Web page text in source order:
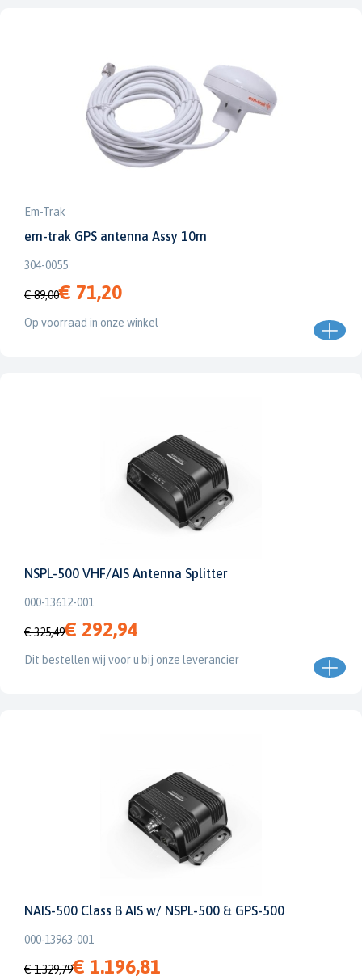
Em-Trak
em-trak GPS antenna Assy 10m
304-0055
€ 89,00€ 71,20
Op voorraad in onze winkel
NSPL-500 VHF/AIS Antenna Splitter
000-13612-001
€ 325,49€ 292,94
Dit bestellen wij voor u bij onze leverancier
NAIS-500 Class B AIS w/ NSPL-500 & GPS-500
000-13963-001
€ 1.329,79€ 1.196,81